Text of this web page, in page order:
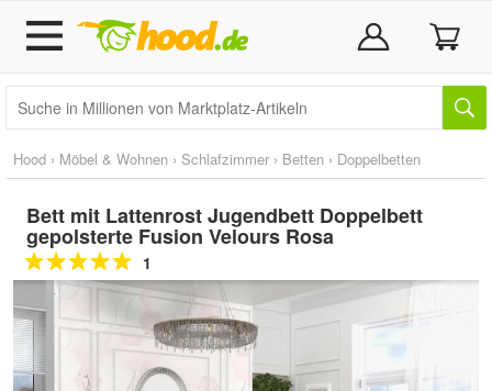
Hood › Möbel & Wohnen › Schlafzimmer › Betten › Doppelbetten
Bett mit Lattenrost Jugendbett Doppelbett
gepolsterte Fusion Velours Rosa
1